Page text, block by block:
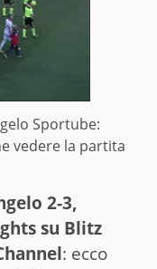
Sportube:
vedere la partita
2-3,
su Blitz
: ecco